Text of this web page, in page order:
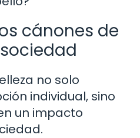
cánones de
no solo
individual, sino
un impacto